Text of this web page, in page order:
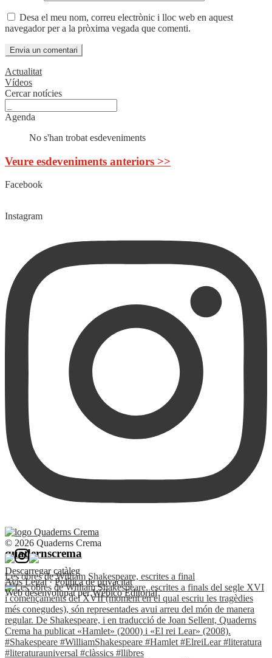
Desa el meu nom, correu electrònic i lloc web en aquest
navegador per a la pròxima vegada que comenti.
Actualitat
Vídeos
Cercar notícies
Agenda
No s'han trobat esdeveniments
Veure esdeveniments anteriors >>
Facebook
Instagram
quadernscrema
Les obres de William Shakespeare, escrites a final
© 2026 Quaderns Crema
Descarregar catàleg
Avís Legal·Política de privacitat
Web desenvolupat perWébico Editorial